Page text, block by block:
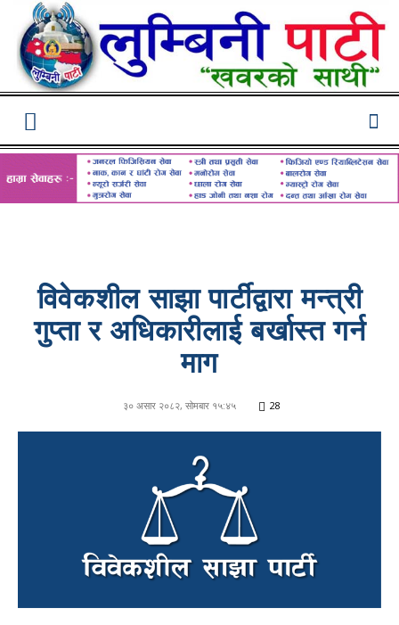
विवेकशील साझा पार्टीद्वारा मन्त्री
गुप्ता र अधिकारीलाई बर्खास्त गर्न
माग
३० असार २०८२, सोमबार १५:४५ 28